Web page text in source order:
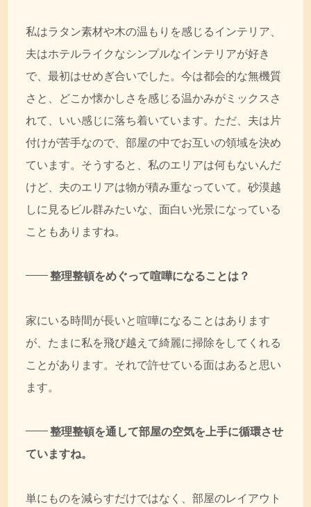
私はラタン素材や木の温もりを感じるインテリア、
夫はホテルライクなシンプルなインテリアが好き
で、最初はせめぎ合いでした。今は都会的な無機質
さと、どこか懐かしさを感じる温かみがミックスさ
れて、いい感じに落ち着いています。ただ、夫は片
付けが苦手なので、部屋の中でお互いの領域を決め
ています。そうすると、私のエリアは何もないんだ
けど、夫のエリアは物が積み重なっていて。砂漠越
しに見るビル群みたいな、面白い光景になっている
こともありますね。
整理整頓をめぐって喧嘩になることは？
家にいる時間が長いと喧嘩になることはあります
が、たまに私を飛び越えて綺麗に掃除をしてくれる
ことがあります。それで許せている面はあると思い
ます。
整理整頓を通して部屋の空気を上手に循環させ
ていますね。
単にものを減らすだけではなく、部屋のレイアウト